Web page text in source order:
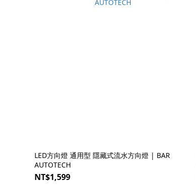
LED方向燈 通用型 隱藏式流水方向燈 | BAR
AUTOTECH
NT$1,599